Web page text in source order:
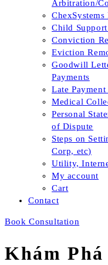
Arbitration/
ChexSystems
Child
Conviction
Eviction
Goodwill
Payments
Late Payment
Medical
Personal
of Dispute
Steps on
Corp, etc)
Utility,
My account
Cart
Contact
Book Consultation
Khám